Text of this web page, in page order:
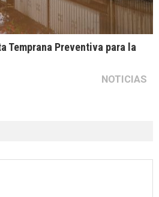
Temprana Preventiva para la
NOTICIAS